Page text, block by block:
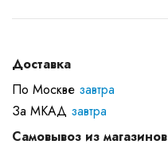
Доставка
По Москве завтра
За МКАД завтра
Самовывоз из магазинов